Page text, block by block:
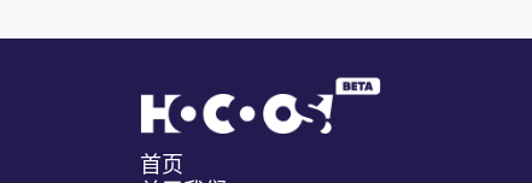
首页